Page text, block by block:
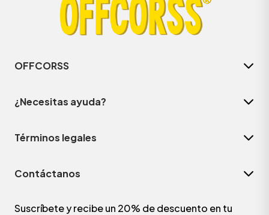
OFFCORSS
¿Necesitas ayuda?
Términos legales
Contáctanos
Suscríbete y recibe un 20% de descuento en tu